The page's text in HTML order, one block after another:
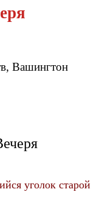
Вашингтон
уголок старой